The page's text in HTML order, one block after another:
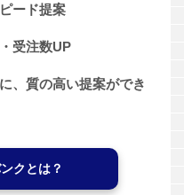
ード提案
受注数UP
、質の高い提案ができ
クとは？